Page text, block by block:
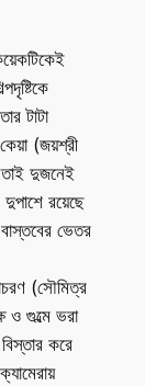
টাটা
কেয়া (জয়শ্রী
তাই দুজনেই
দুপাশে রয়েছে
বাস্তবের ভেতর
(সৌমিত্র
ও গুল্মে ভরা
করে